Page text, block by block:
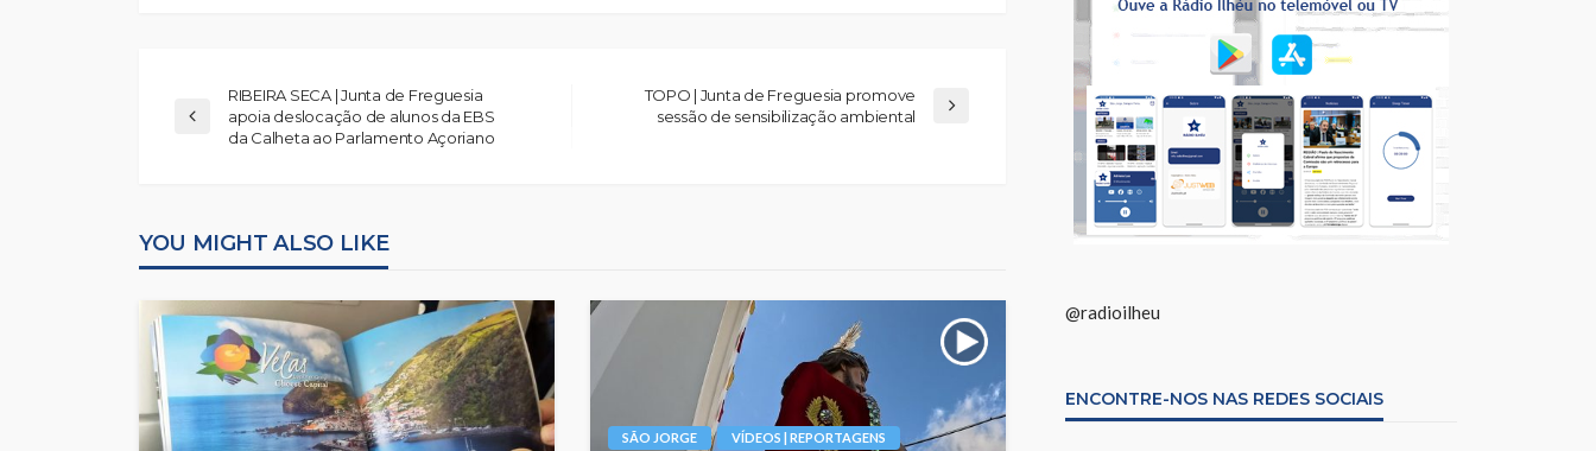
RIBEIRA SECA | Junta de Freguesia
apoia deslocação de alunos da EBS
da Calheta ao Parlamento Açoriano
TOPO | Junta de Freguesia promove
sessão de sensibilização ambiental
YOU MIGHT ALSO LIKE
SÃO JORGE VÍDEOS | REPORTAGENS
@radioilheu
ENCONTRE-NOS NAS REDES SOCIAIS